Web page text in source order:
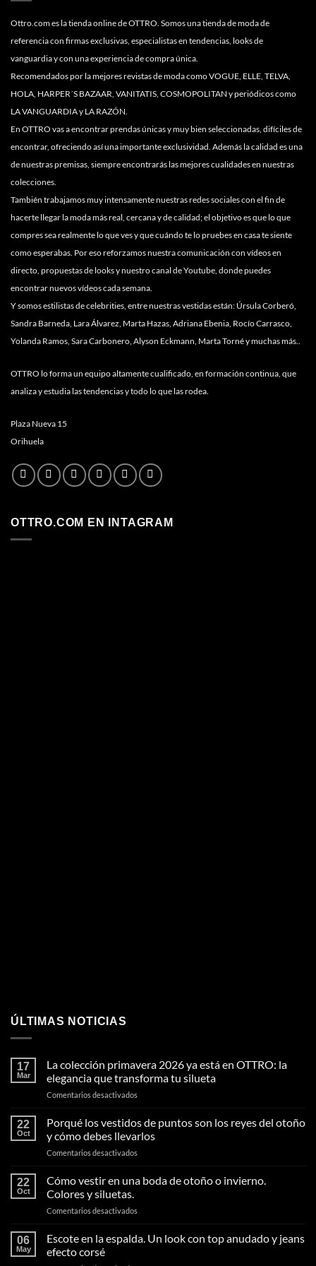
Ottro.com es la tienda online de OTTRO. Somos una tienda de moda de
referencia con firmas exclusivas, especialistas en tendencias, looks de
vanguardia y con una experiencia de compra única.
Recomendados por la mejores revistas de moda como VOGUE, ELLE, TELVA,
HOLA, HARPER´S BAZAAR, VANITATIS, COSMOPOLITAN y periódicos como
LA VANGUARDIA y LA RAZÓN.
En OTTRO vas a encontrar prendas únicas y muy bien seleccionadas, difíciles de
encontrar, ofreciendo así una importante exclusividad. Además la calidad es una
de nuestras premisas, siempre encontrarás las mejores cualidades en nuestras
colecciones.
También trabajamos muy intensamente nuestras redes sociales con el fin de
hacerte llegar la moda más real, cercana y de calidad; el objetivo es que lo que
compres sea realmente lo que ves y que cuándo te lo pruebes en casa te siente
como esperabas. Por eso reforzamos nuestra comunicación con vídeos en
directo, propuestas de looks y nuestro canal de Youtube, donde puedes
encontrar nuevos vídeos cada semana.
Y somos estilistas de celebrities, entre nuestras vestidas están: Úrsula Corberó,
Sandra Barneda, Lara Álvarez, Marta Hazas, Adriana Ebenia, Rocío Carrasco,
Yolanda Ramos, Sara Carbonero, Alyson Eckmann, Marta Torné y muchas más..
OTTRO lo forma un equipo altamente cualificado, en formación continua, que
analiza y estudia las tendencias y todo lo que las rodea.
Plaza Nueva 15
Orihuela
OTTRO.COM EN INTAGRAM
ÚLTIMAS NOTICIAS
17
Mar
La colección primavera 2026 ya está en OTTRO: la
elegancia que transforma tu silueta
Comentarios desactivadosen
colección
primavera
2026
ya
en
elegancia
transforma
22
Oct
Porqué los vestidos de puntos son los reyes del otoño
y cómo debes llevarlos
Comentarios desactivadosen
los
vestidos
puntos
los
22
Oct
Cómo vestir en una boda de otoño o invierno.
Colores y siluetas.
Comentarios desactivadosen
vestir
en
06
May
Escote en la espalda. Un look con top anudado y jeans
efecto corsé